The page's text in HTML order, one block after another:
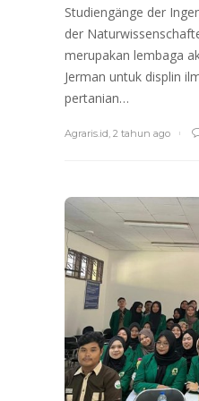
Studiengänge der
der
merupakan lembaga
Jerman untuk displin
pertanian…
Agraris.id 2 tahun ago